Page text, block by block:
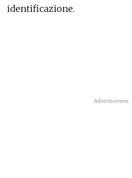
identificazione.